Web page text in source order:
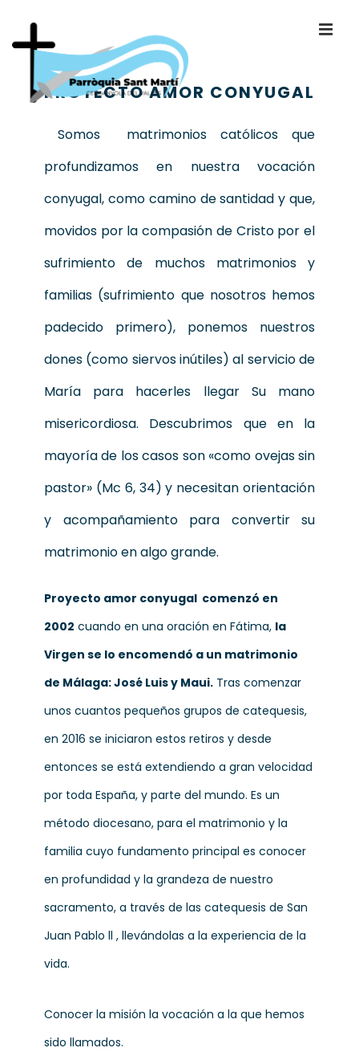
PROYECTO AMOR CONYUGAL
Somos matrimonios católicos que
profundizamos en nuestra vocación
conyugal, como camino de santidad y que,
movidos por la compasión de Cristo por el
sufrimiento de muchos matrimonios y
familias (sufrimiento que nosotros hemos
padecido primero), ponemos nuestros
dones (como siervos inútiles) al servicio de
María para hacerles llegar Su mano
misericordiosa. Descubrimos que en la
mayoría de los casos son «como ovejas sin
pastor» (Mc 6, 34) y necesitan orientación
y acompañamiento para convertir su
matrimonio en algo grande.
Proyecto amor conyugal comenzó en
2002 cuando en una oración en Fátima, la
Virgen se lo encomendó a un matrimonio
de Málaga: José Luis y Maui. Tras comenzar
unos cuantos pequeños grupos de catequesis,
en 2016 se iniciaron estos retiros y desde
entonces se está extendiendo a gran velocidad
por toda España, y parte del mundo. Es un
método diocesano, para el matrimonio y la
familia cuyo fundamento principal es conocer
en profundidad y la grandeza de nuestro
sacramento, a través de las catequesis de San
Juan Pablo ll , llevándolas a la experiencia de la
vida.
Conocer la misión la vocación a la que hemos
sido llamados.